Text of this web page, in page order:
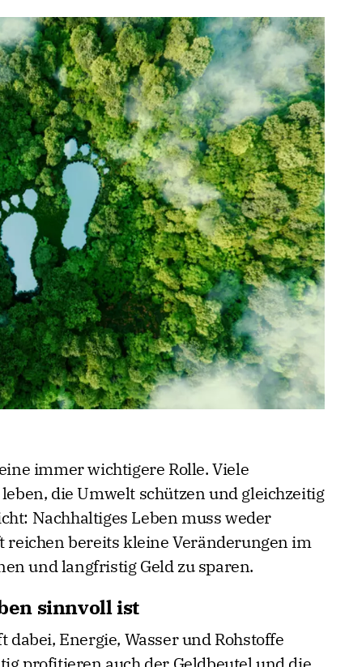
immer wichtigere Rolle. Viele
die Umwelt schützen und gleichzeitig
Nachhaltiges Leben muss weder
reichen bereits kleine Veränderungen im
und langfristig Geld zu sparen.
sinnvoll ist
Energie, Wasser und Rohstoffe